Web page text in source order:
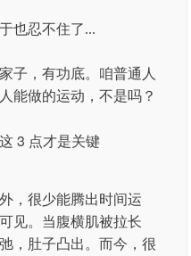
也忍不住了...
子，有功底。咱普通人
能做的运动，不是吗？
，很少能腾出时间运
见。当腹横肌被拉长
，肚子凸出。而今，很